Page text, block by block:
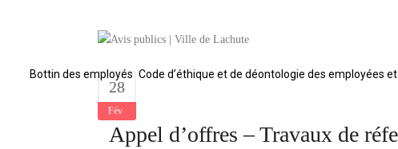
Bottin des employés Code d’éthique et de déontologie des employées
28
Fév
Appel d’offres – Travaux de